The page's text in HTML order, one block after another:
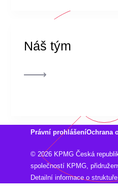
Náš tým
Právní prohlášeníOchrana
© 2026 KPMG Česká
společností KPMG,
Detailní informace o